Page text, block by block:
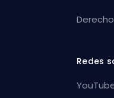
Redes